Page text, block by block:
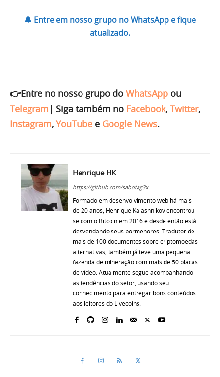
🔔 Entre em nosso grupo no WhatsApp e fique
atualizado.
👉Entre no nosso grupo do WhatsApp ou
Telegram | Siga também no Facebook, Twitter,
Instagram, YouTube e Google News.
Henrique HK
https://github.com/sabotag3x
Formado em desenvolvimento web há mais
de 20 anos, Henrique Kalashnikov encontrou-
se com o Bitcoin em 2016 e desde então está
desvendando seus pormenores. Tradutor de
mais de 100 documentos sobre criptomoedas
alternativas, também já teve uma pequena
fazenda de mineração com mais de 50 placas
de vídeo. Atualmente segue acompanhando
as tendências do setor, usando seu
conhecimento para entregar bons conteúdos
aos leitores do Livecoins.